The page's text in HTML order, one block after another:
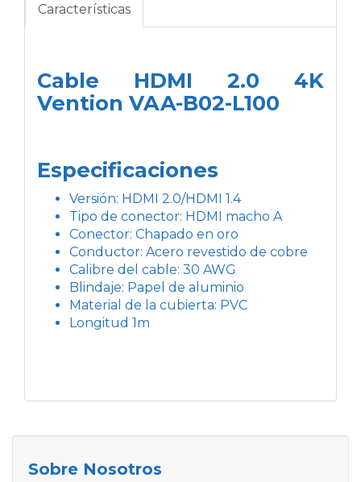
Características
Cable HDMI 2.0 4K
Vention VAA-B02-L100
Especificaciones
Versión: HDMI 2.0/HDMI 1.4
Tipo de conector: HDMI macho A
Conector: Chapado en oro
Conductor: Acero revestido de cobre
Calibre del cable: 30 AWG
Blindaje: Papel de aluminio
Material de la cubierta: PVC
Longitud 1m
Sobre Nosotros